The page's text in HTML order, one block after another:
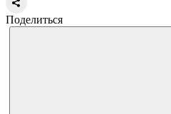
Поделиться